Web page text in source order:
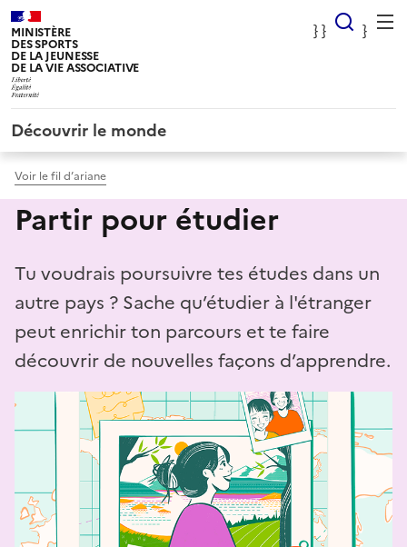
MINISTÈRE
DES SPORTS
DE LA JEUNESSE
DE LA VIE ASSOCIATIVE
} } }
}
Découvrir le monde
Voir le fil d’ariane
Partir pour étudier
Tu voudrais poursuivre tes études dans un
autre pays ? Sache qu’étudier à l'étranger
peut enrichir ton parcours et te faire
découvrir de nouvelles façons d’apprendre.
Panneau de gestion des cookies